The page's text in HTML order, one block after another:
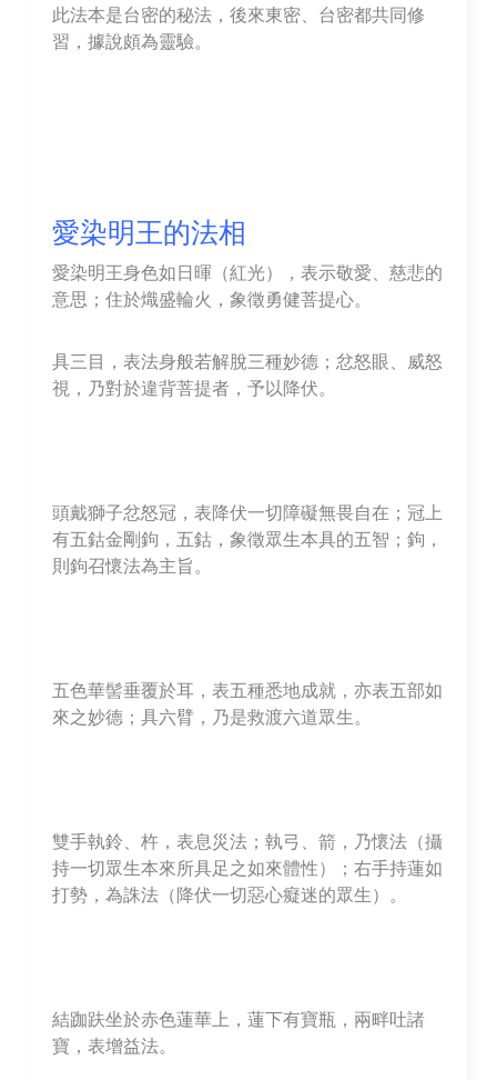
此法本是台密的秘法，後來東密、台密都共同修
習，據說頗為靈驗。
愛染明王的法相
愛染明王身色如日暉（紅光），表示敬愛、慈悲的
意思；住於熾盛輪火，象徵勇健菩提心。
具三目，表法身般若解脫三種妙德；忿怒眼、威怒
視，乃對於違背菩提者，予以降伏。
頭戴獅子忿怒冠，表降伏一切障礙無畏自在；冠上
有五鈷金剛鉤，五鈷，象徵眾生本具的五智；鉤，
則鉤召懷法為主旨。
五色華髻垂覆於耳，表五種悉地成就，亦表五部如
來之妙德；具六臂，乃是救渡六道眾生。
雙手執鈴、杵，表息災法；執弓、箭，乃懷法（攝
持一切眾生本來所具足之如來體性）；右手持蓮如
打勢，為誅法（降伏一切惡心癡迷的眾生）。
結跏趺坐於赤色蓮華上，蓮下有寶瓶，兩畔吐諸
寶，表增益法。